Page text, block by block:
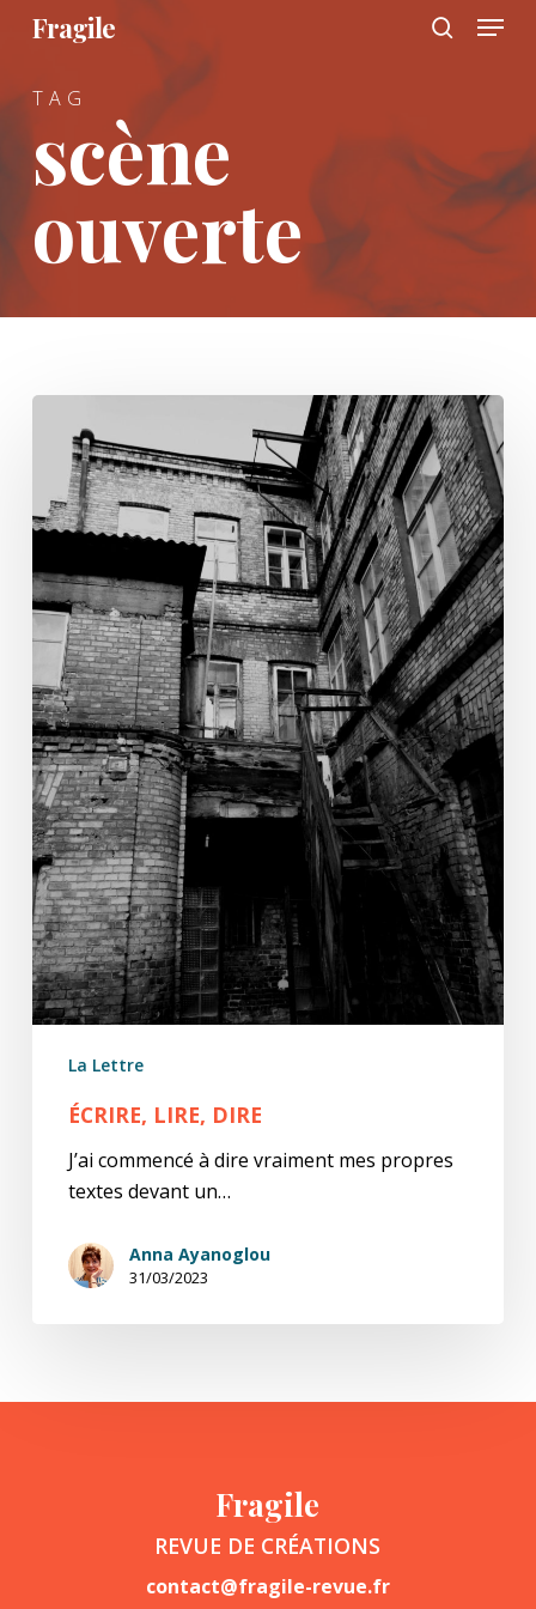
Skip
content
Fragile Menu
TAG
scène
ouverte
La Lettre
ÉCRIRE, LIRE, DIRE
J’ai commencé à dire vraiment mes propres
textes devant un…
Anna Ayanoglou
31/03/2023
Fragile
REVUE DE CRÉATIONS
contact@fragile-revue.fr